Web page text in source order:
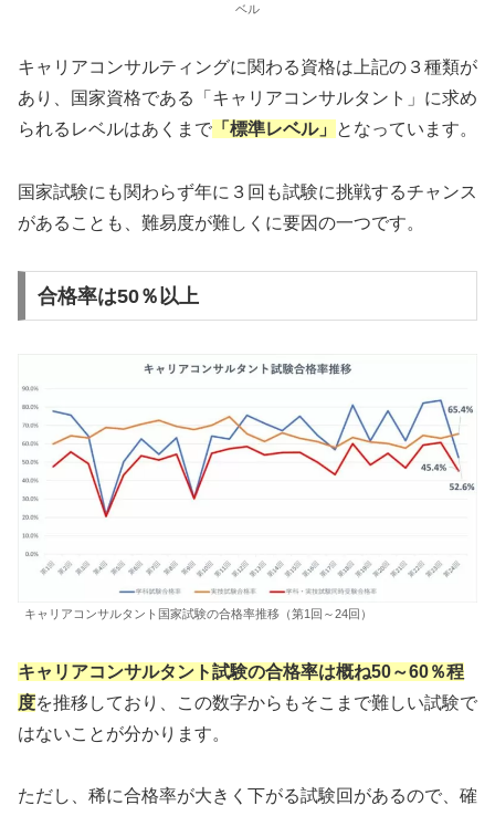
ベル
キャリアコンサルティングに関わる資格は上記の３種類が
あり、国家資格である「キャリアコンサルタント」に求め
られるレベルはあくまで 「標準レベル」 となっています。
国家試験にも関わらず年に３回も試験に挑戦するチャンス
があることも、難易度が難しくに要因の一つです。
合格率は50％以上
キャリアコンサルタント国家試験の合格率推移（第1回～24回）
キャリアコンサルタント試験の合格率は概ね50～60％程
度を推移しており、この数字からもそこまで難しい試験で
はないことが分かります。
ただし、稀に合格率が大きく下がる試験回があるので、確